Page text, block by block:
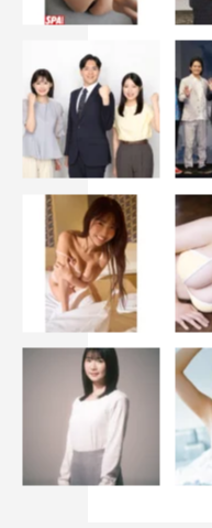
うな『大奥』が見られ
高木渉 コメント